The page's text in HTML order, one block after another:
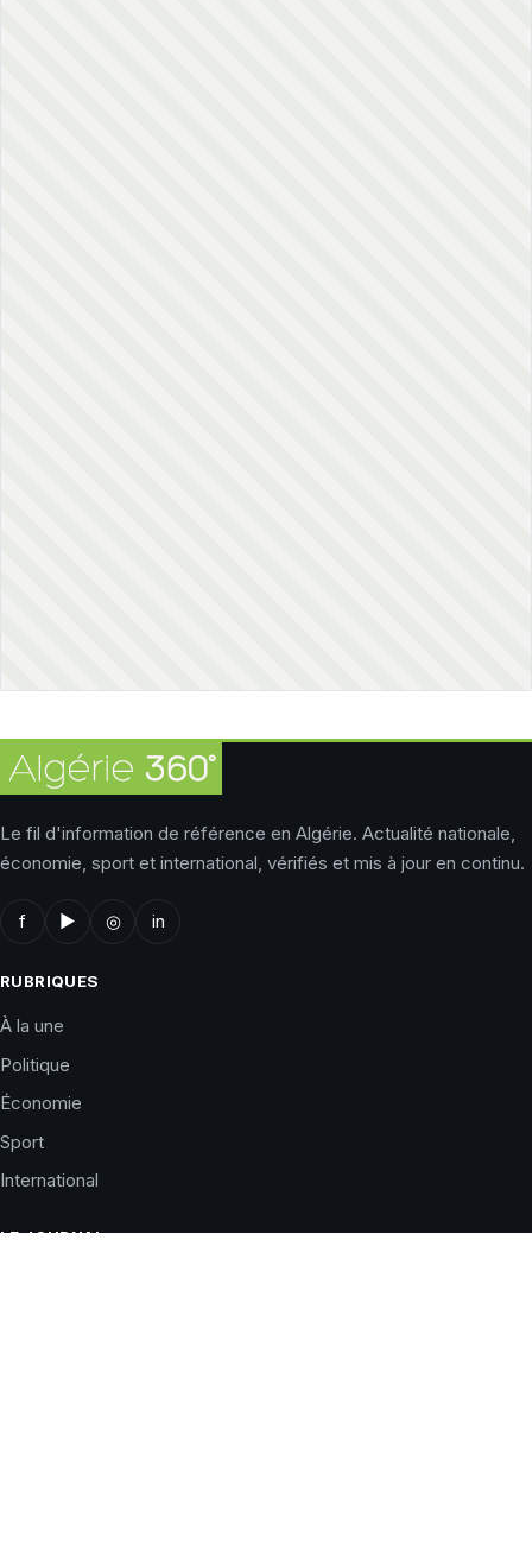
Le fil d'information de référence en Algérie. Actualité nationale,
économie, sport et international, vérifiés et mis à jour en continu.
f ▶ ◎ in
RUBRIQUES
À la une
Politique
Économie
Sport
International
LE JOURNAL